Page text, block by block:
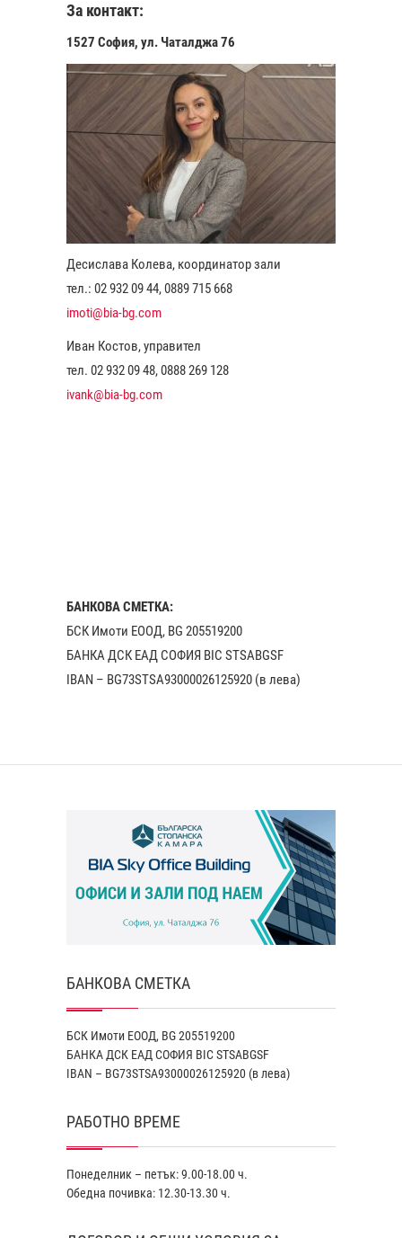
За контакт:
1527 София, ул. Чаталджа 76
Десислава Колева, координатор зали
тел.: 02 932 09 44, 0889 715 668
imoti@bia-bg.com
Иван Костов, управител
тел. 02 932 09 48, 0888 269 128
ivank@bia-bg.com
БАНКОВА СМЕТКА:
БСК Имоти ЕООД, BG 205519200
БАНКА ДСК EАД СОФИЯ BIC STSABGSF
IBAN – BG73STSA93000026125920 (в лева)
БАНКОВА СМЕТКА
БСК Имоти ЕООД, BG 205519200
БАНКА ДСК EАД СОФИЯ BIC STSABGSF
IBAN – BG73STSA93000026125920 (в лева)
РАБОТНО ВРЕМЕ
Понеделник – петък: 9.00-18.00 ч.
Обедна почивка: 12.30-13.30 ч.